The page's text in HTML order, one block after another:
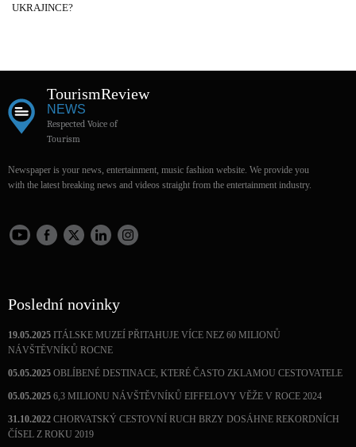
UKRAJINCE?
TourismReview
NEWS
Respected Voice of
Tourism
Newspaper is your news, entertainment, music fashion website. We provide you
with the latest breaking news and videos straight from the entertainment industry.
Poslední novinky
19.05.2025 ITÁLSKE MUZEÍ PŘITAHUJE VÍCE NEZ 60 MILIONŮ
NÁVŠTĚVNÍKŮ ROCNE
05.05.2025 OBLÍBENÉ DESTINACE, KTERÉ ČASTO ZKLAMOU CESTOVATELE
05.05.2025 6,3 MILIONU NÁVŠTĚVNÍKŮ EIFFELOVY VĚŽE V ROCE 2024
31.10.2022 CHORVATSKÝ CESTOVNÍ RUCH BRZY DOSÁHNE REKORDNÍCH
ČÍSEL Z ROKU 2019